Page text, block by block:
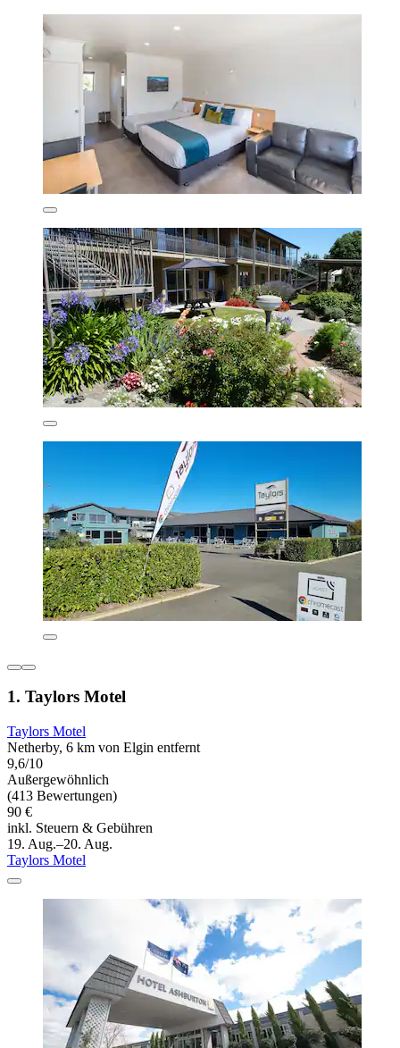
1. Taylors Motel
Taylors Motel
Netherby, 6 km von Elgin entfernt
9,6/10
Außergewöhnlich
(413 Bewertungen)
90 €
inkl. Steuern & Gebühren
19. Aug.–20. Aug.
Taylors Motel